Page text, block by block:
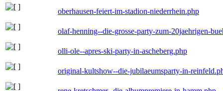
oberhausen-feiert-im-stadion-niederrhein.php
olaf-henning--die-grosse-party-zum-20jaehrigen-
olli-ole--apres-ski-party-in-ascheberg.php
original-kultshow--die-jubilaeumsparty-in-